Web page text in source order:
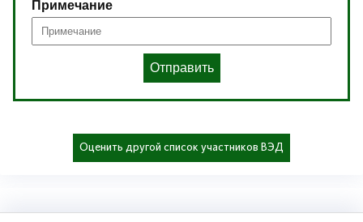
Примечание
Отправить
Оценить другой список участников ВЭД